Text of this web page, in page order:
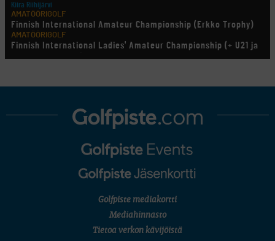
Kiira Riihijärvi
AMATÖÖRIGOLF
Finnish International Amateur Championship (Erkko Trophy)
AMATÖÖRIGOLF
Finnish International Ladies' Amateur Championship (+ U21 ja
U18/FJT/Aulanko)
LEGENDS TOUR
U.S. Women's Amateur Championship
Eeli Krankka, Lionel Mutikainen
Kivitippu Classic Invitational 2026
SM-reikäpeli (M50/Kymen Golf)
7 (U18 ja U21/pojat/Tahko)
Golfpiste mediakortti
Mediahinnasto
Tietoa verkon kävijöistä